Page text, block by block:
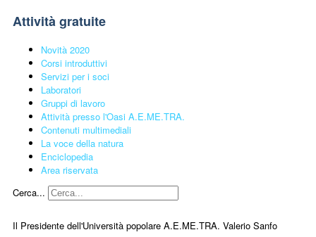
Attività gratuite
Novità 2020
Corsi introduttivi
Servizi per i soci
Laboratori
Gruppi di lavoro
Attività presso l'Oasi A.E.ME.TRA.
Contenuti multimediali
La voce della natura
Enciclopedia
Area riservata
Cerca...
Il Presidente dell'Università popolare A.E.ME.TRA. Valerio Sanfo